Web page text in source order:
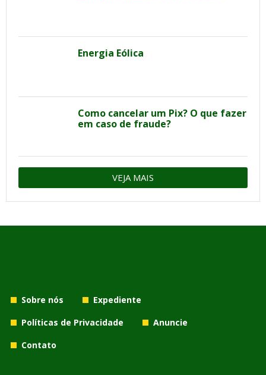
Energia Eólica
Como cancelar um Pix? O que fazer
em caso de fraude?
VEJA MAIS
Sobre nós
Expediente
Políticas de Privacidade
Anuncie
Contato